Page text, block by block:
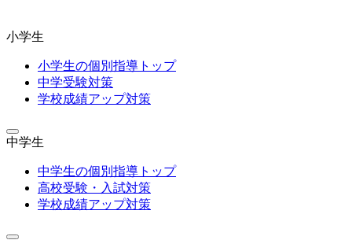
小学生
小学生の個別指導トップ
中学受験対策
学校成績アップ対策
中学生
中学生の個別指導トップ
高校受験・入試対策
学校成績アップ対策